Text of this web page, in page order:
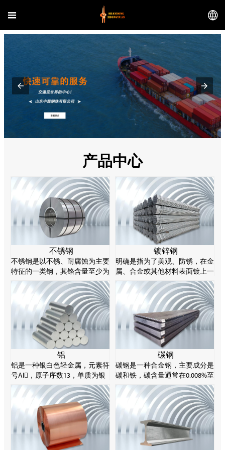
 
产品中心
不锈钢
不锈钢是以不锈、耐腐蚀为主要
特征的一类钢，其铬含量至少为
10.5%，碳含量不超过1.2%。不
锈钢的耐腐蚀性源于其化学成分
的特性，特别是铬元素能在钢表
面形成一层薄薄的氧化物，阻止
进一步腐蚀。
镀锌钢
明确是指为了美观、防锈，在金
属、合金或其他材料表面镀上一
层锌的表面处理技术，主要采用
热谈判方法。锌易溶解酸和碱，
所以被称为两性金属。
铝
铝是一种银白色轻金属，元素符
号Al，原子序数13，单质为银
白色轻金属，有延展性，产品通
常制成棒、片、箔、粉、带、丝
等。
碳钢
碳钢是一种合金钢，主要成分是
碳和铁，碳含量通常在0.008%至
2.11%之间。碳钢可以通过控制
其碳含量来实现不同的强度等
级。碳钢由于材料成本低、塑性
好，在工业制造领域非常常见。